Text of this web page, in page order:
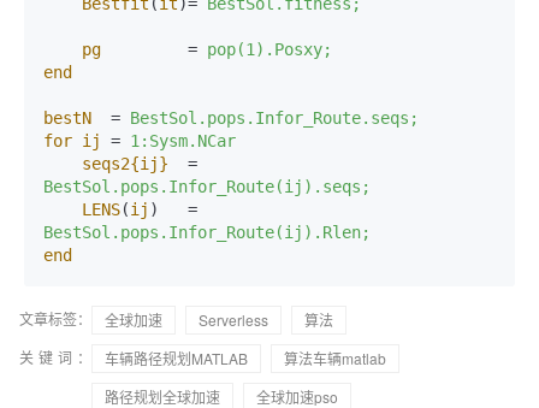
pg
         =
pop(1).Posxy;
end
bestN
  =
BestSol.pops.Infor_Route.seqs;
for ij = 1:Sysm.NCar
seqs2{ij}
BestSol.pops.Infor_Route(ij).seqs;
LENS(ij
BestSol.pops.Infor_Route(ij).Rlen;
end
文章标签： 全球加速 Serverless
算法
关键词：
车辆路径规划MATLAB
算法车辆matlab
路径规划全球加速
全球加速pso